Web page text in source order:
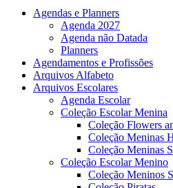
Agendas e Planners
Agenda 2027
Agenda não Datada
Planners
Agendamentos e Profissões
Arquivos Alfabeto
Arquivos Escolares
Agenda Escolar
Coleção Escolar Menina
Coleção Flowers
Coleção Meninas
Coleção Meninas
Coleção Escolar Menino
Coleção Meninos